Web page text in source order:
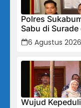
Polres
Sabu di
Diamankan
6 Agustus 2026
Wujud